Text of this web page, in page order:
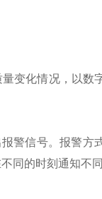
变化情况，以数
警信号。报警方
同的时刻通知不